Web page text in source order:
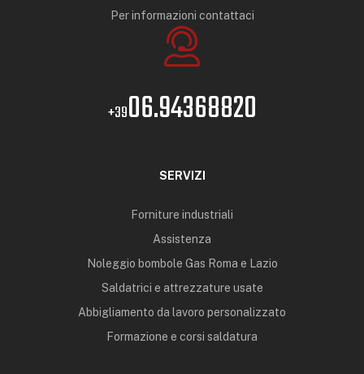
Per informazioni contattaci
+3906.94368820
SERVIZI
Forniture industriali
Assistenza
Noleggio bombole Gas Roma e Lazio
Saldatrici e attrezzature usate
Abbigliamento da lavoro personalizzato
Formazione e corsi saldatura